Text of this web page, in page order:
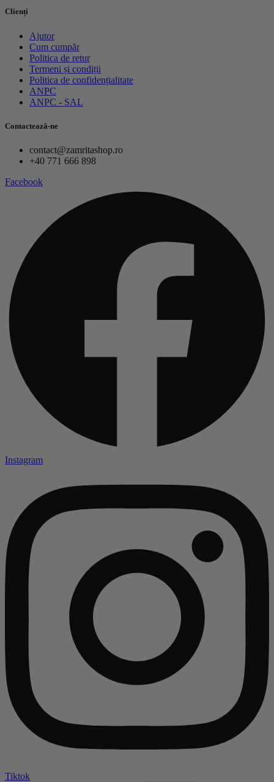
Clienți
Ajutor
Cum cumpăr
Politica de retur
Termeni și condiții
Politica de confidențialitate
ANPC
ANPC - SAL
Contactează-ne
contact@zamritashop.ro
+40 771 666 898
Facebook
Instagram
Tiktok